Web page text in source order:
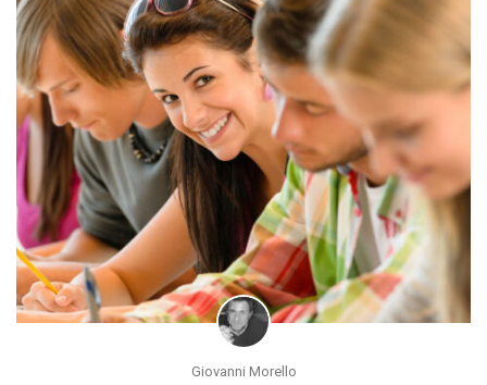
Giovanni Morello